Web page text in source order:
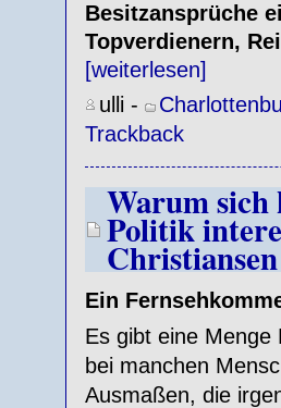
Besitzansprüche
Topverdienern,
[weiterlesen]
ulli -
Trackback
Warum
Politik
Christiansen
Ein
Es gibt eine
bei manchen
Ausmaßen, die